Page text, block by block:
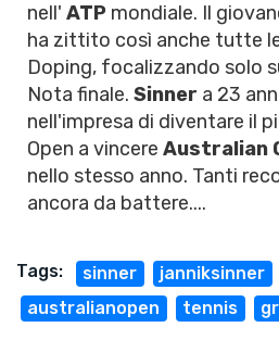
nell' ATP mondiale. Il
ha zittito così anche tutte
Doping, focalizzando solo
Nota finale. Sinner a 23
nell'impresa di diventare il
Open a vincere Australian
nello stesso anno. Tanti
ancora da battere....
Tags: sinner janniksinner
australianopen
tennis